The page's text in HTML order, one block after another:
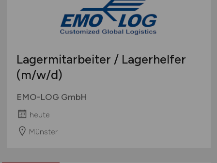
Lagermitarbeiter / Lagerhelfer
(m/w/d)
EMO-LOG GmbH
heute
Münster